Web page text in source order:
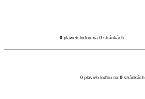
0plavieb loďou na 0stránkách
0 plavieb loďou na 0 stránkách